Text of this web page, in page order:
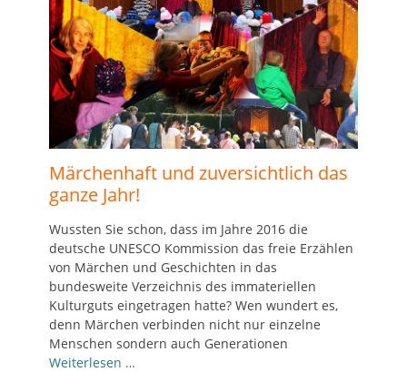
Märchenhaft und zuversichtlich das
ganze Jahr!
Wussten Sie schon, dass im Jahre 2016 die
deutsche UNESCO Kommission das freie Erzählen
von Märchen und Geschichten in das
bundesweite Verzeichnis des immateriellen
Kulturguts eingetragen hatte? Wen wundert es,
denn Märchen verbinden nicht nur einzelne
Menschen sondern auch Generationen
Weiterlesen …